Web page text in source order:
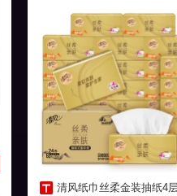
清风纸巾丝柔金装抽纸4层24包家